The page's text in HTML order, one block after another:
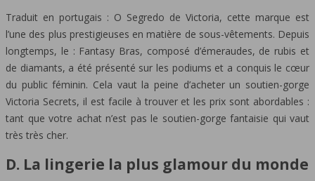
Traduit en portugais : O Segredo de Victoria, cette marque est
l’une des plus prestigieuses en matière de sous-vêtements. Depuis
longtemps, le : Fantasy Bras, composé d’émeraudes, de rubis et
de diamants, a été présenté sur les podiums et a conquis le cœur
du public féminin. Cela vaut la peine d’acheter un soutien-gorge
Victoria Secrets, il est facile à trouver et les prix sont abordables :
tant que votre achat n’est pas le soutien-gorge fantaisie qui vaut
très très cher.
D. La lingerie la plus glamour du monde